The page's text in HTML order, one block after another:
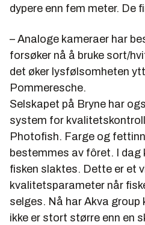
dypere enn fem meter. De
– Analoge kameraer har
forsøker nå å bruke sort/
det øker lysfølsomheten
Pommeresche.
Selskapet på Bryne har
system for
Photofish. Farge og
bestemmes av fôret. I
fisken slaktes. Dette er et
kvalitetsparameter når
selges. Nå har Akva
ikke er stort større enn en